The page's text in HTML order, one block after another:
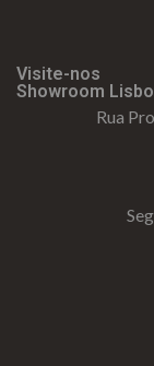
Visite-nos
Showroom
Rua